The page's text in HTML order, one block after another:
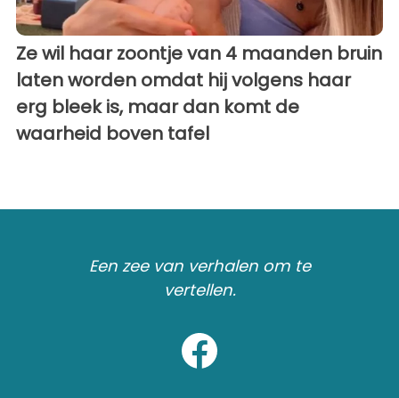
Ze wil haar zoontje van 4 maanden bruin
laten worden omdat hij volgens haar
erg bleek is, maar dan komt de
waarheid boven tafel
Een zee van verhalen om te
vertellen.